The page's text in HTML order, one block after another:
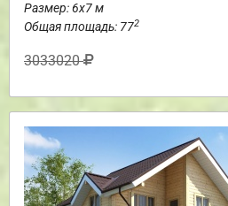
Размер: 6х7 м
Общая площадь: 772
3033020